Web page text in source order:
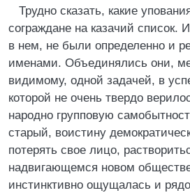
Трудно сказать, какие
сограждане на казачий список.
в нем, не были определенно и
именами. Объединялись они,
видимому, одной задачей, в
которой не очень твердо
народно групповую
старый, воистину
потерять свое лицо,
надвигающемся новом
инстинктивно ощущалась и